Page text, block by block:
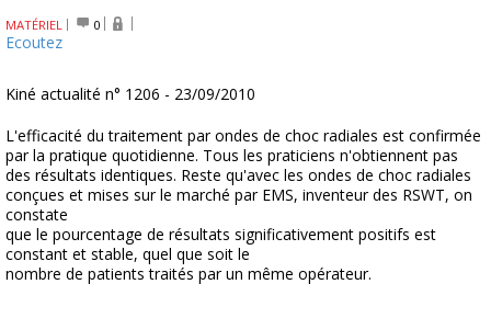
MATÉRIEL 0
Ecoutez
Kiné actualité n° 1206 - 23/09/2010
L'efficacité du traitement par ondes de choc radiales est confirmée
par la pratique quotidienne. Tous les praticiens n'obtiennent pas
des résultats identiques. Reste qu'avec les ondes de choc radiales
conçues et mises sur le marché par EMS, inventeur des RSWT, on
constate
que le pourcentage de résultats significativement positifs est
constant et stable, quel que soit le
nombre de patients traités par un même opérateur.